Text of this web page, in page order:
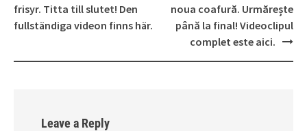
frisyr. Titta till slutet! Den
fullständiga videon finns här.
noua coafură. Urmărește
până la final! Videoclipul
complet este aici.
Leave a Reply